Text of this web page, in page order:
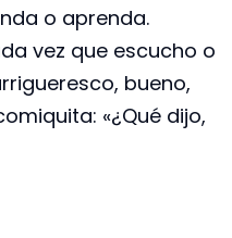
o aprenda.
vez que escucho o
bueno,
«¿Qué dijo,